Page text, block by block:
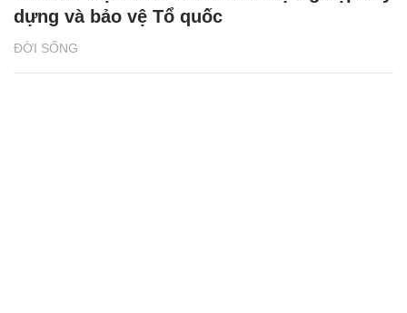
ĐỜI SỐNG
dựng và bảo vệ Tổ quốc